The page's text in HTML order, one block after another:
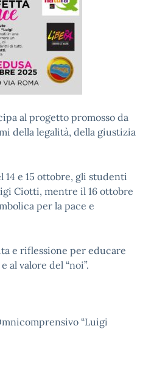
al progetto promosso da
della legalità, della giustizia
14 e 15 ottobre, gli studenti
Ciotti, mentre il 16 ottobre
per la pace e
e riflessione per educare
al valore del “noi”.
“Luigi